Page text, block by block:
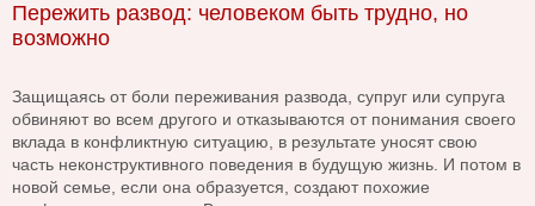
Пережить развод: человеком быть трудно, но
возможно
Защищаясь от боли переживания развода, супруг или супруга
обвиняют во всем другого и отказываются от понимания своего
вклада в конфликтную ситуацию, в результате уносят свою
часть неконструктивного поведения в будущую жизнь. И потом в
новой семье, если она образуется, создают похожие